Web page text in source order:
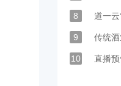
8 道一云“
9 传统酒业
10 直播预告|